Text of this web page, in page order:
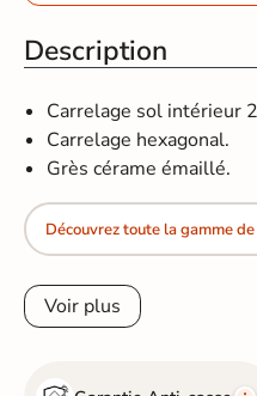
Description
Carrelage sol intérieur
Carrelage hexagonal.
Grès cérame émaillé.
Découvrez toute la gamme
Voir plus